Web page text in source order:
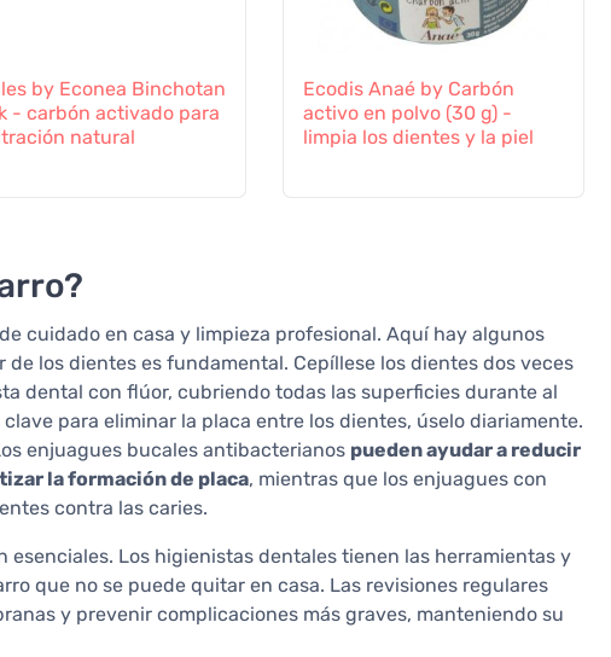
by Econea Binchotan
- carbón activado para
natural
Ecodis Anaé by Carbón
activo en polvo (30 g) -
limpia los dientes y la piel
cuidado en casa y limpieza profesional. Aquí hay algunos
los dientes es fundamental. Cepíllese los dientes dos veces
dental con flúor, cubriendo todas las superficies durante al
clave para eliminar la placa entre los dientes, úselo diariamente.
enjuagues bucales antibacterianos pueden ayudar a reducir
la formación de placa, mientras que los enjuagues con
contra las caries.
esenciales. Los higienistas dentales tienen las herramientas y
que no se puede quitar en casa. Las revisiones regulares
y prevenir complicaciones más graves, manteniendo su